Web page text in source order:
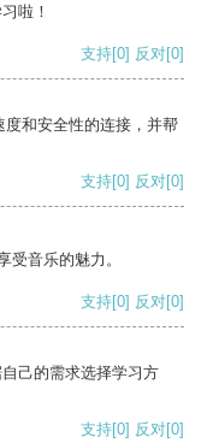
啦！
支持[0] 反对[0]
和安全性的连接，并帮
支持[0] 反对[0]
受音乐的魅力。
支持[0] 反对[0]
己的需求选择学习方
支持[0] 反对[0]